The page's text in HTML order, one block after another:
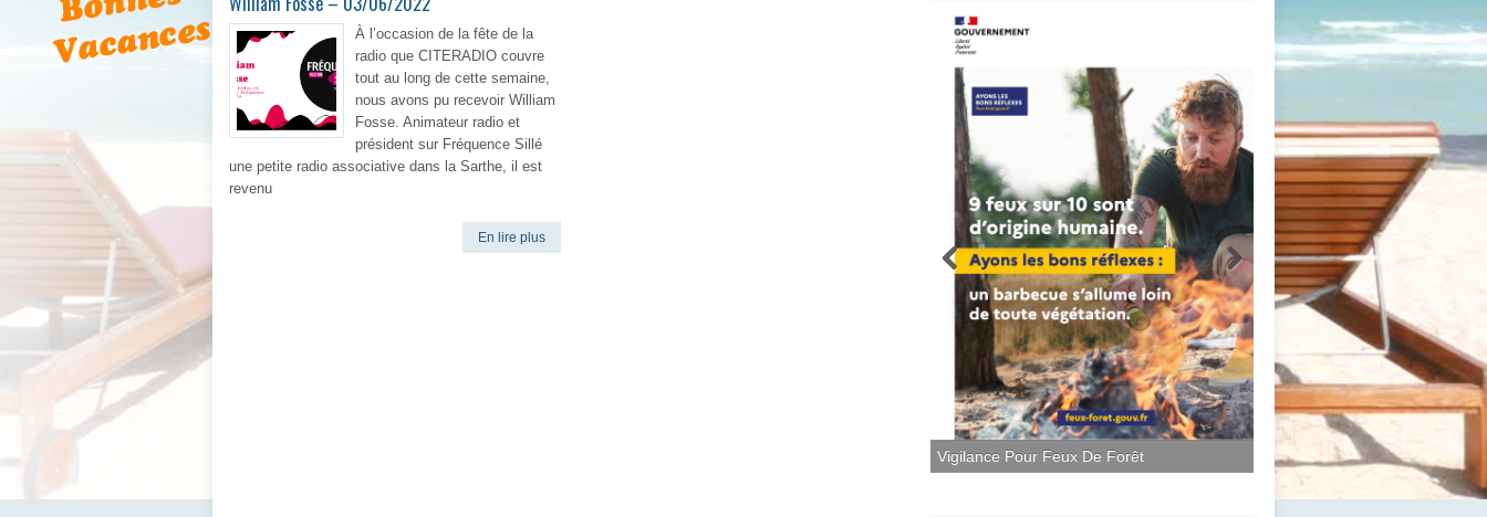
À l’occasion de la fête de la
radio que CITERADIO couvre
tout au long de cette semaine,
nous avons pu recevoir William
Fosse. Animateur radio et
président sur Fréquence Sillé
une petite radio associative dans la Sarthe, il est
revenu
En lire plus
Vigilance Pour Feux De Forêt